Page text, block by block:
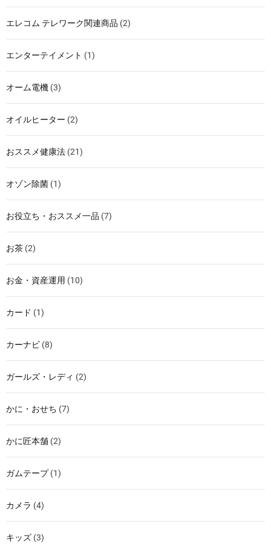
エレコム テレワーク関連商品 (2)
エンターテイメント (1)
オーム電機 (3)
オイルヒーター (2)
おススメ健康法 (21)
オゾン除菌 (1)
お役立ち・おススメ一品 (7)
お茶 (2)
お金・資産運用 (10)
カード (1)
カーナビ (8)
ガールズ・レディ (2)
かに・おせち (7)
かに匠本舗 (2)
ガムテープ(1)
カメラ (4)
キッズ (3)